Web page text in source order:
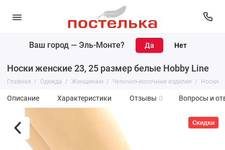
Ваш город — Эль-Монте?
Носки женские 23, 25 размер белые Hobby Line
Главная Одежда Женщинам Чулочно-носочные изделия Носки
Описание Характеристики Отзывы 0 Вопросы и
Скидки